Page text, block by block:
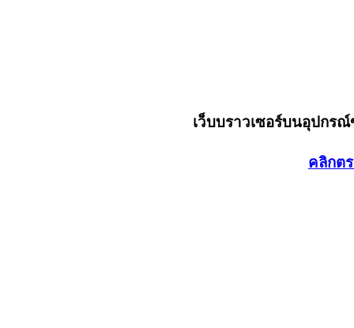
เว็บบราวเซอร์บนอุปกร
คลิกต